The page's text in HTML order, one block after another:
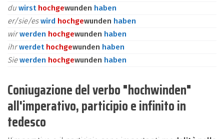
du wirst hochgewunden haben
er/sie/eswird hochgewunden haben
wirwerden hochgewunden haben
ihrwerdet hochgewunden haben
Siewerden hochgewunden haben
Coniugazione del verbo "hochwinden"
all'imperativo, participio e infinito in
tedesco